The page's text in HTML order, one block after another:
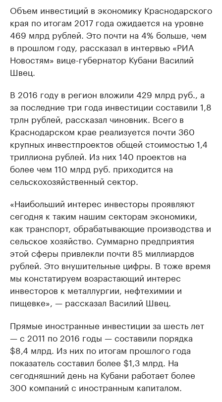
Объем инвестиций в экономику Краснодарского
края по итогам 2017 года ожидается на уровне
469 млрд рублей. Это почти на 4% больше, чем
в прошлом году, рассказал в интервью «РИА
Новостям» вице-губернатор Кубани Василий
Швец.
В 2016 году в регион вложили 429 млрд руб., а
за последние три года инвестиции составили 1,8
трлн рублей, рассказал чиновник. Всего в
Краснодарском крае реализуется почти 360
крупных инвестпроектов общей стоимостью 1,4
триллиона рублей. Из них 140 проектов на
более чем 110 млрд руб. приходится на
сельскохозяйственный сектор.
«Наибольший интерес инвесторы проявляют
сегодня к таким нашим секторам экономики,
как транспорт, обрабатывающие производства и
сельское хозяйство. Суммарно предприятия
этой сферы привлекли почти 85 миллиардов
рублей. Это внушительные цифры. В тоже время
мы констатируем возрастающий интерес
инвесторов к металлургии, нефтехимии и
пищевке», — рассказал Василий Швец.
Прямые иностранные инвестиции за шесть лет
— с 2011 по 2016 годы — составили порядка
$8,4 млрд. Из них по итогам прошлого года
показатель составил более $1,3 млрд. На
сегодняшний день на Кубани работает более
300 компаний с иностранным капиталом.